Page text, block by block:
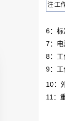
注:工
6： 标
7：电
8：
9：工
10：
11：